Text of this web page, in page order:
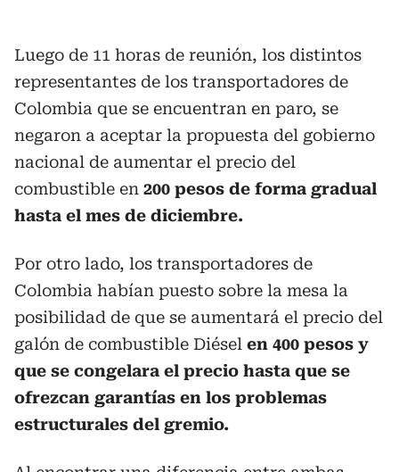
Luego de 11 horas de reunión, los distintos
representantes de los transportadores de
Colombia que se encuentran en paro, se
negaron a aceptar la propuesta del gobierno
nacional de aumentar el precio del
combustible en 200 pesos de forma gradual
hasta el mes de diciembre.
Por otro lado, los transportadores de
Colombia habían puesto sobre la mesa la
posibilidad de que se aumentará el precio del
galón de combustible Diésel en 400 pesos y
que se congelara el precio hasta que se
ofrezcan garantías en los problemas
estructurales del gremio.